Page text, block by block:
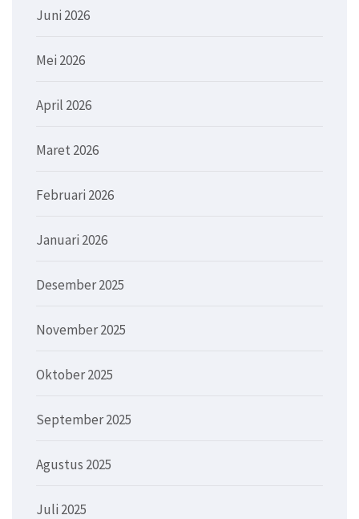
Juni 2026
Mei 2026
April 2026
Maret 2026
Februari 2026
Januari 2026
Desember 2025
November 2025
Oktober 2025
September 2025
Agustus 2025
Juli 2025